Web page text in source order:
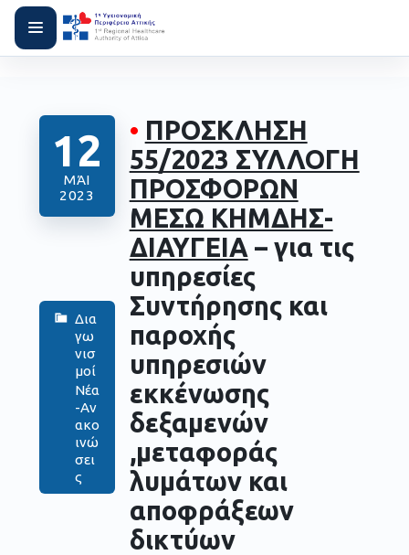
12
ΜΆΙ
2023
Δια
γω
νισ
μοί
Νέα
-Αν
ακο
ινώ
σει
ς
• ΠΡΟΣΚΛΗΣΗ
55/2023 ΣΥΛΛΟΓΗ
ΠΡΟΣΦΟΡΩΝ
ΜΕΣΩ ΚΗΜΔΗΣ-
ΔΙΑΥΓΕΙΑ – για τις
υπηρεσίες
Συντήρησης και
παροχής
υπηρεσιών
εκκένωσης
δεξαμενών
,μεταφοράς
λυμάτων και
αποφράξεων
δικτύων